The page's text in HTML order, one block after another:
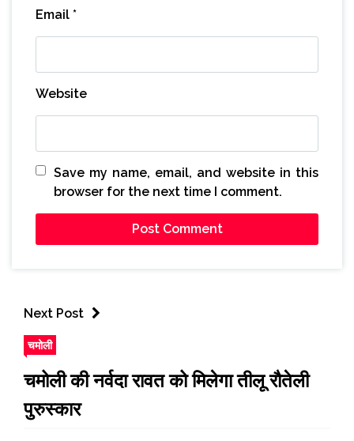
Email *
Website
Save my name, email, and website in this
browser for the next time I comment.
Next Post
चमोली
चमोली की नर्वदा रावत को मिलेगा तीलू रौतेली
पुरुस्कार